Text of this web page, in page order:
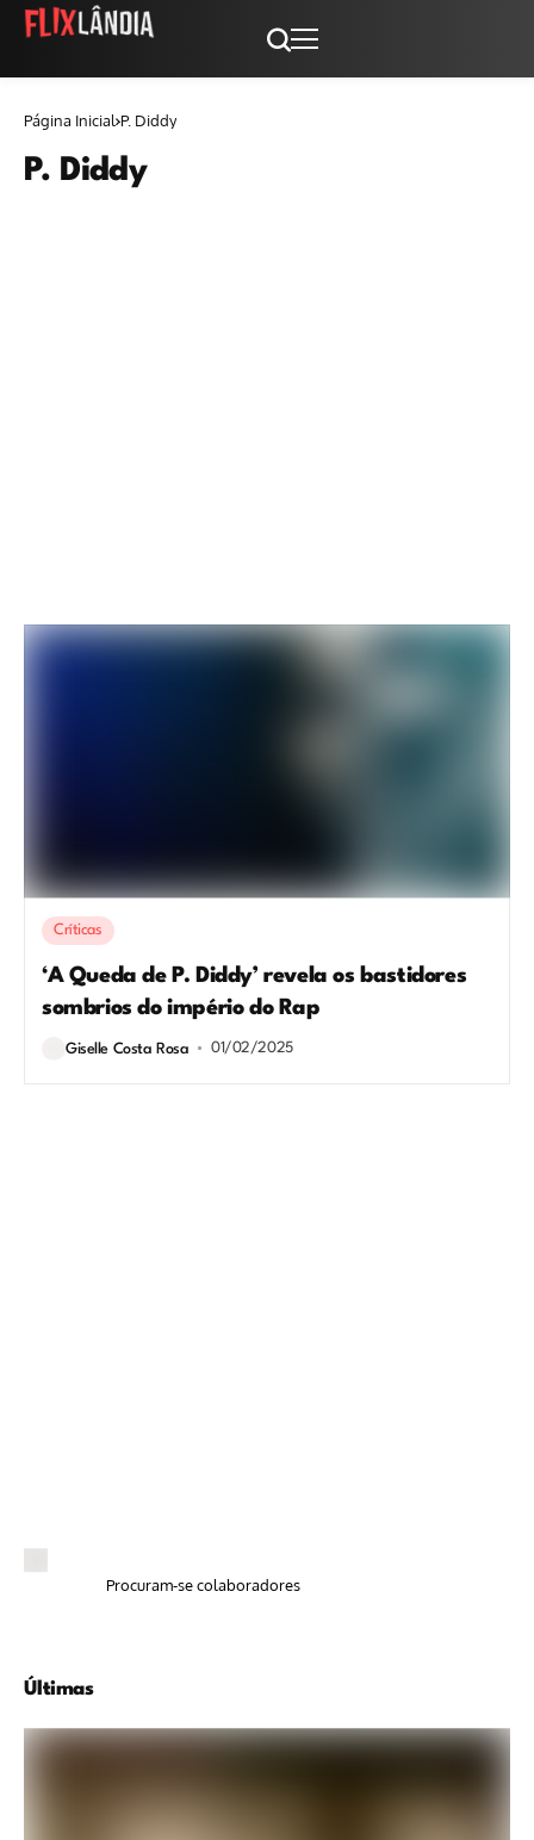
Página Inicial P. Diddy
P. Diddy
Críticas
‘A Queda de P. Diddy’ revela os bastidores
sombrios do império do Rap
Giselle Costa Rosa 01/02/2025
Procuram-se colaboradores
Últimas